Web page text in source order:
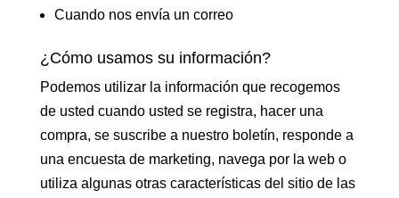
Cuando nos envía un correo
¿Cómo usamos su información?
Podemos utilizar la información que recogemos
de usted cuando usted se registra, hacer una
compra, se suscribe a nuestro boletín, responde a
una encuesta de marketing, navega por la web o
utiliza algunas otras características del sitio de las